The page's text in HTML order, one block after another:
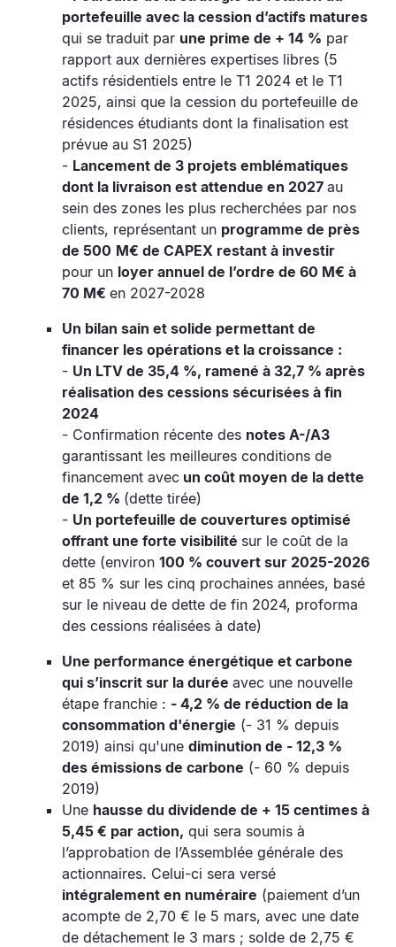
portefeuille avec la cession d’actifs matures
qui se traduit par une prime de + 14 % par
rapport aux dernières expertises libres (5
actifs résidentiels entre le T1 2024 et le T1
2025, ainsi que la cession du portefeuille de
résidences étudiants dont la finalisation est
prévue au S1 2025)
- Lancement de 3 projets emblématiques
dont la livraison est attendue en 2027 au
sein des zones les plus recherchées par nos
clients, représentant un programme de près
de 500 M€ de CAPEX restant à investir
pour un loyer annuel de l’ordre de 60 M€ à
70 M€ en 2027-2028
Un bilan sain et solide permettant de
financer les opérations et la croissance :
- Un LTV de 35,4 %, ramené à 32,7 % après
réalisation des cessions sécurisées à fin
2024
- Confirmation récente des notes A-/A3
garantissant les meilleures conditions de
financement avec un coût moyen de la dette
de 1,2 % (dette tirée)
- Un portefeuille de couvertures optimisé
offrant une forte visibilité sur le coût de la
dette (environ 100 % couvert sur 2025-2026
et 85 % sur les cinq prochaines années, basé
sur le niveau de dette de fin 2024, proforma
des cessions réalisées à date)
Une performance énergétique et carbone
qui s’inscrit sur la durée avec une nouvelle
étape franchie : - 4,2 % de réduction de la
consommation d'énergie (- 31 % depuis
2019) ainsi qu'une diminution de - 12,3 %
des émissions de carbone (- 60 % depuis
2019)
Une hausse du dividende de + 15 centimes à
5,45 € par action, qui sera soumis à
l’approbation de l’Assemblée générale des
actionnaires. Celui-ci sera versé
intégralement en numéraire (paiement d’un
acompte de 2,70 € le 5 mars, avec une date
de détachement le 3 mars ; solde de 2,75 €